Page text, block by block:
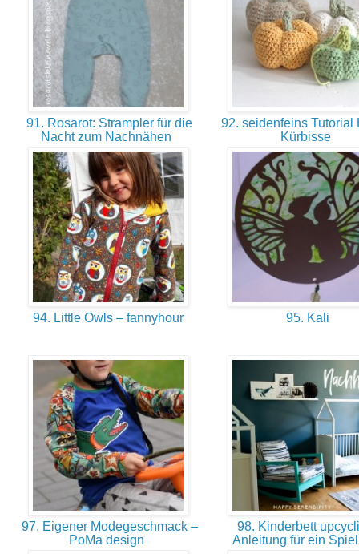
91. Rosarot: Strampler für die
Nacht zum Nachnähen
92. seidenfeins Tutorial
Kürbisse
94. Little Owls – fannyhour 95. Kali
97. Eigener Modegeschmack –
PoMa design
98. Kinderbett
Anleitung für ein